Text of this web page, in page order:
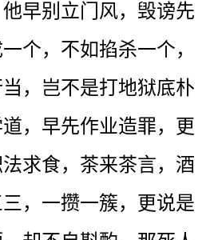
早别立门风，毁谤先
个，不如掐杀一个，
，岂不是打地狱底朴
，早先作业造罪，更
求食，茶来茶言，酒
，一攒一簇，更说是